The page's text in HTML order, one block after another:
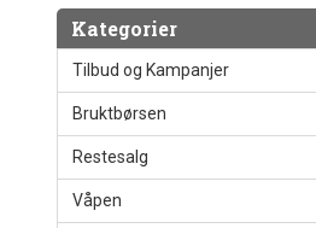
Kategorier
Tilbud og Kampanjer
Bruktbørsen
Restesalg
Våpen